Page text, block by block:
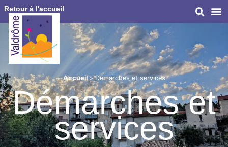
Retour à l'accueil
Accueil»Démarches et services
Démarches et
services